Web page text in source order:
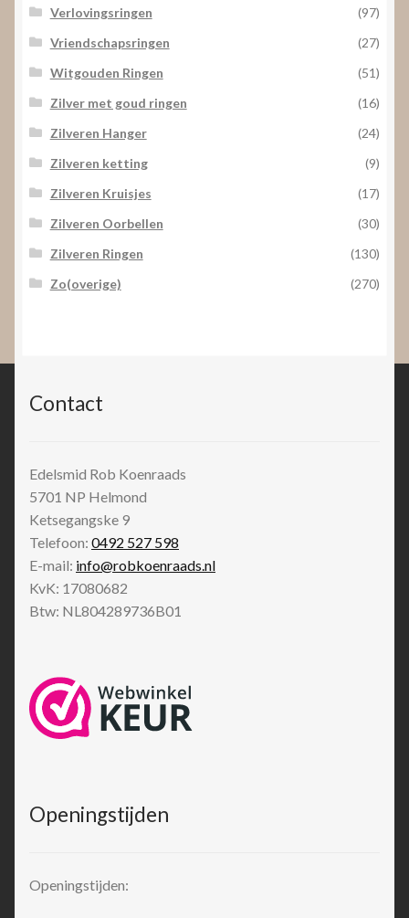
Verlovingsringen
(97)
Vriendschapsringen
(27)
Witgouden Ringen
(51)
Zilver met goud ringen
(16)
Zilveren Hanger
(24)
Zilveren ketting
(9)
Zilveren Kruisjes
(17)
Zilveren Oorbellen
(30)
Zilveren Ringen
(130)
Zo(overige)
(270)
Contact
Edelsmid Rob Koenraads
5701 NP Helmond
Ketsegangske 9
Telefoon: 0492 527 598
E-mail: info@robkoenraads.nl
KvK: 17080682
Btw: NL804289736B01
Openingstijden
Openingstijden: